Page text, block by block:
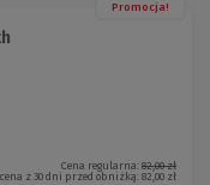
Promocja!
Cena regularna: 82,00 zł
z 30 dni przed obniżką: 82,00 zł